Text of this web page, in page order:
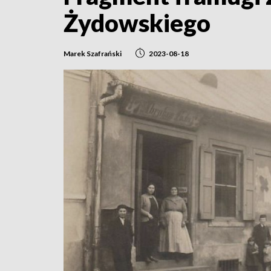
Żydowskiego
Marek Szafrański 2023-08-18